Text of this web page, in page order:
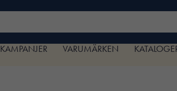
KAMPANJER VARUMÄRKEN